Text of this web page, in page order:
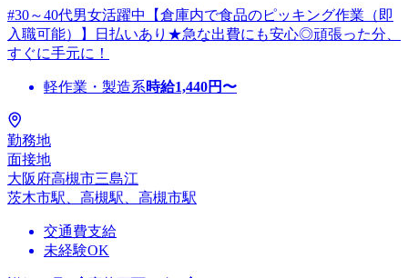
#30～40代男女活躍中【倉庫内で食品のピッキング作業（即
入職可能）】日払いあり★急な出費にも安心◎頑張った分、
すぐに手元に！
軽作業・製造系時給1,440円〜
勤務地
面接地
大阪府高槻市三島江
茨木市駅、高槻駅、高槻市駅
交通費支給
未経験OK